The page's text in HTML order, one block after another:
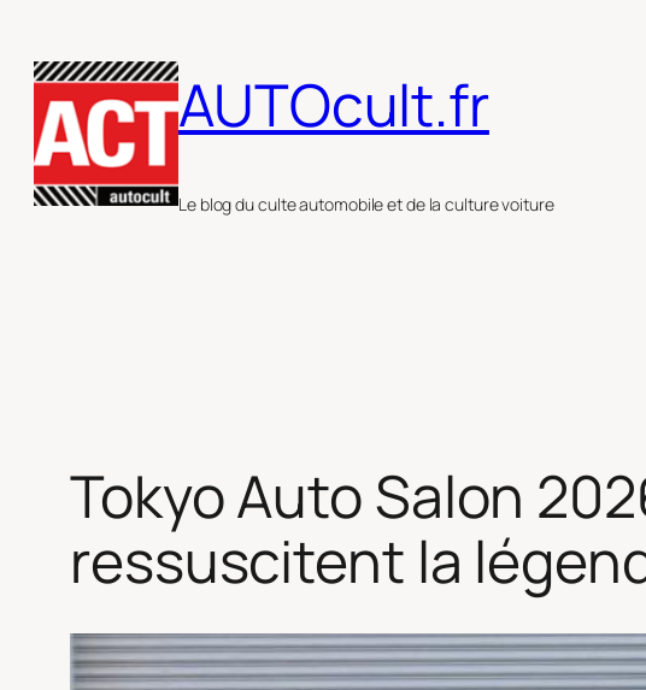
au
contenu
AUTOcult.fr
Le blog du culte automobile et de la culture voiture
Tokyo Auto Salon
ressuscitent la